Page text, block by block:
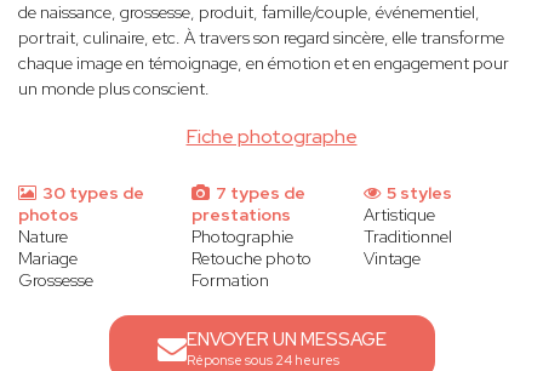
Fiche photographe
de naissance, grossesse, produit, famille/couple, événementiel,
portrait, culinaire, etc. À travers son regard sincère, elle transforme
chaque image en témoignage, en émotion et en engagement pour
un monde plus conscient.
30 types de
photos
Nature
Mariage
Grossesse
7 types de
prestations
Photographie
Retouche photo
Formation
5 styles
Artistique
Traditionnel
Vintage
ENVOYER UN MESSAGE
Réponse sous 24 heures